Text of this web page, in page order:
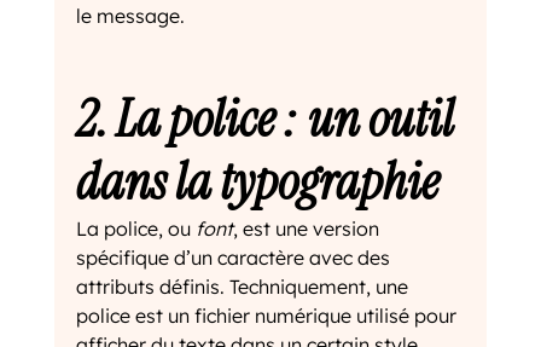
le message.
2. La police : un outil
dans la typographie
La police, ou font, est une version
spécifique d’un caractère avec des
attributs définis. Techniquement, une
police est un fichier numérique utilisé pour